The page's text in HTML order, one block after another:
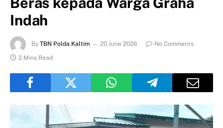
Indah
By TBN Polda Kaltim 20 June 2026
No Comments
2 Mins Read